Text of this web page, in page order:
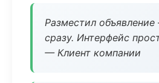
Разместил
сразу. Интерфейс
— Клиент компании